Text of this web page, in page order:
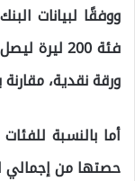
ووفقًا لبيانات
ورقة نقدية،
أما بالنسبة
حصتها من إجمالي